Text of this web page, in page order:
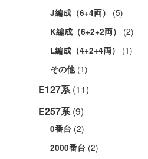
J編成（6+4両） (5)
K編成（6+2+2両） (2)
L編成（4+2+4両） (1)
その他(1)
E127系 (11)
E257系 (9)
0番台 (2)
2000番台 (2)